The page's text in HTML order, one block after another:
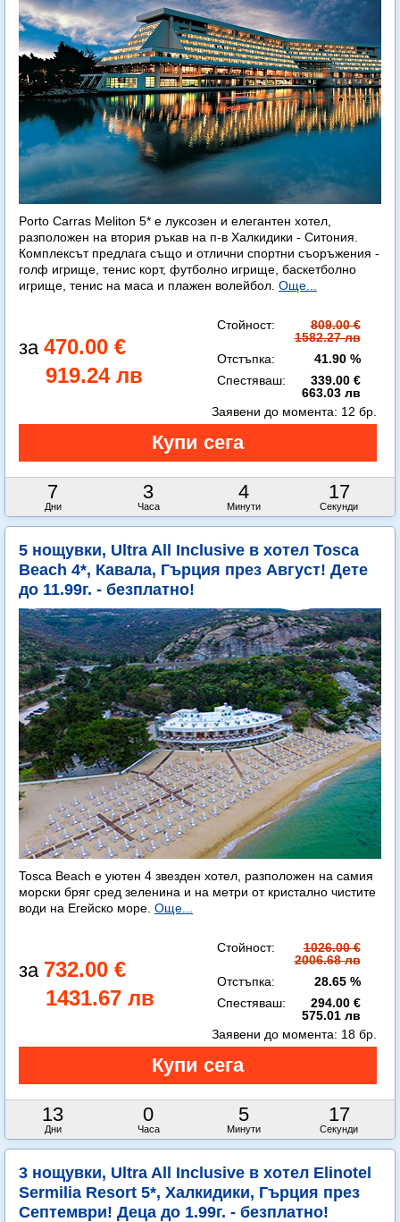
Porto Carras Meliton 5* е луксозен и елегантен хотел,
разположен на втория ръкав на п-в Халкидики - Ситония.
Комплексът предлага също и отлични спортни съоръжения -
голф игрище, тенис корт, футболно игрище, баскетболно
игрище, тенис на маса и плажен волейбол. Още...
470.00 €
919.24 лв
Стойност:
809.00 €
1582.27 лв
Отстъпка:
41.90 %
Спестяваш:
339.00 €
663.03 лв
7
Дни
3
Часа
4
Минути
14
Секунди
Заявени до момента: 12 бр.
5 нощувки, Ultra All Inclusive в хотел Tosca
Beach 4*, Кавала, Гърция през Август! Дете
до 11.99г. - безплатно!
Tosca Beach е уютен 4 звезден хотел, разположен на самия
морски бряг сред зеленина и на метри от кристално чистите
води на Егейско море. Още...
732.00 €
1431.67 лв
Стойност:
1026.00 €
2006.68 лв
Отстъпка:
28.65 %
Спестяваш:
294.00 €
575.01 лв
13
Дни
0
Часа
5
Минути
14
Секунди
Заявени до момента: 18 бр.
3 нощувки, Ultra All Inclusive в хотел Elinotel
Sermilia Resort 5*, Халкидики, Гърция през
Септември! Деца до 1.99г. - безплатно!